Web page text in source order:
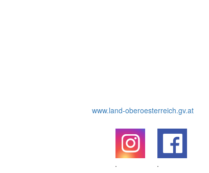
www.land-oberoesterreich.gv.at
.
.